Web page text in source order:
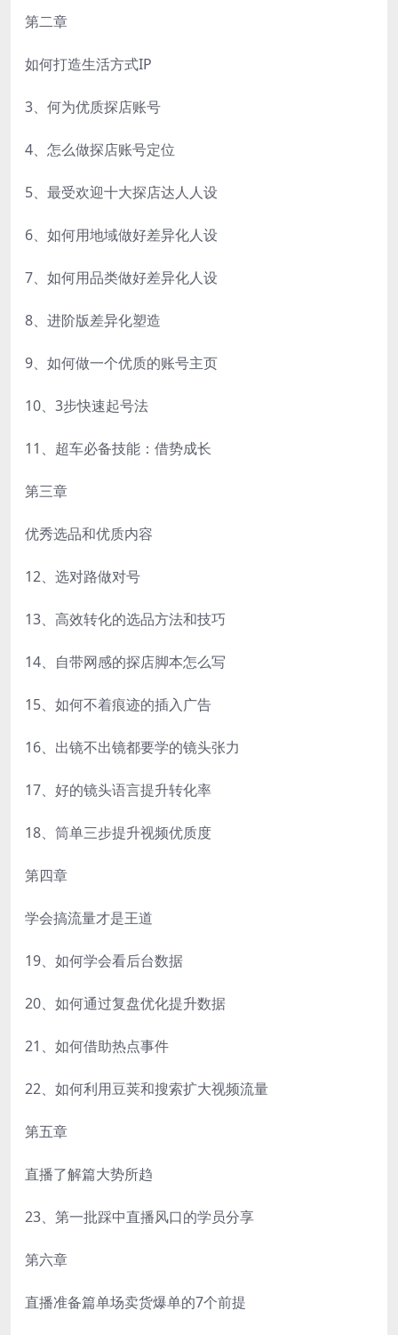
第二章
如何打造生活方式IP
3、何为优质探店账号
4、怎么做探店账号定位
5、最受欢迎十大探店达人人设
6、如何用地域做好差异化人设
7、如何用品类做好差异化人设
8、进阶版差异化塑造
9、如何做一个优质的账号主页
10、3步快速起号法
11、超车必备技能：借势成长
第三章
优秀选品和优质内容
12、选对路做对号
13、高效转化的选品方法和技巧
14、自带网感的探店脚本怎么写
15、如何不着痕迹的插入广告
16、出镜不出镜都要学的镜头张力
17、好的镜头语言提升转化率
18、筒单三步提升视频优质度
第四章
学会搞流量才是王道
19、如何学会看后台数据
20、如何通过复盘优化提升数据
21、如何借助热点事件
22、如何利用豆荚和搜索扩大视频流量
第五章
直播了解篇大势所趋
23、第一批踩中直播风口的学员分享
第六章
直播准备篇单场卖货爆单的7个前提